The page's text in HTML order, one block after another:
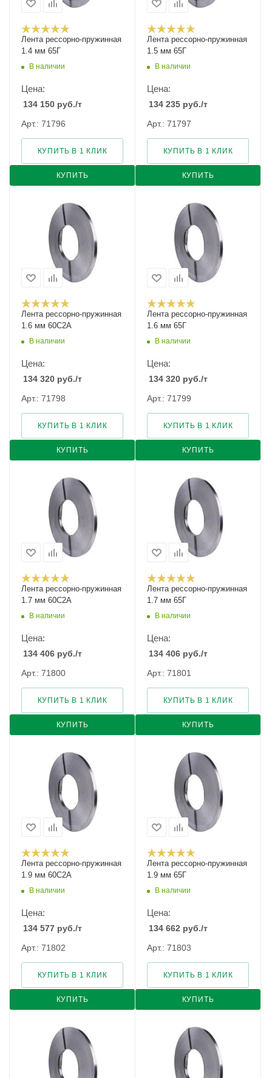
Лента рессорно-пружинная
1.4 мм 65Г
В наличии
Цена:
134 150 руб./т
Арт.: 71796
КУПИТЬ
КУПИТЬ В 1 КЛИК
Лента рессорно-пружинная
1.5 мм 65Г
В наличии
Цена:
134 235 руб./т
Арт.: 71797
КУПИТЬ
КУПИТЬ В 1 КЛИК
Лента рессорно-пружинная
1.6 мм 60С2А
В наличии
Цена:
134 320 руб./т
Арт.: 71798
КУПИТЬ
КУПИТЬ В 1 КЛИК
Лента рессорно-пружинная
1.6 мм 65Г
В наличии
Цена:
134 320 руб./т
Арт.: 71799
КУПИТЬ
КУПИТЬ В 1 КЛИК
Лента рессорно-пружинная
1.7 мм 60С2А
В наличии
Цена:
134 406 руб./т
Арт.: 71800
КУПИТЬ
КУПИТЬ В 1 КЛИК
Лента рессорно-пружинная
1.7 мм 65Г
В наличии
Цена:
134 406 руб./т
Арт.: 71801
КУПИТЬ
КУПИТЬ В 1 КЛИК
Лента рессорно-пружинная
1.9 мм 60С2А
В наличии
Цена:
134 577 руб./т
Арт.: 71802
КУПИТЬ
КУПИТЬ В 1 КЛИК
Лента рессорно-пружинная
1.9 мм 65Г
В наличии
Цена:
134 662 руб./т
Арт.: 71803
КУПИТЬ
КУПИТЬ В 1 КЛИК